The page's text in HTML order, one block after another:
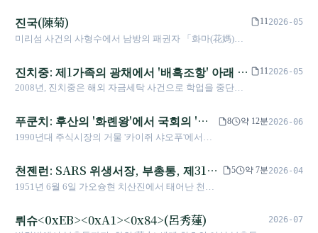
이 제도가 된 8년, 그리고 제도가 남긴 공백.
다. 그는 죄를 인정하지도, 용서를 구하지도 않았
고, 결국 무기징역을 선고받았다. 그는 전후로 25년
을 감옥에서 보냈으며, 대만 민주화 운동의 가장 중
민주진보당의 기반을 닦는 데 기여했던 그는 돌아
서서 천수이볜 퇴진을 요구한 붉은 셔츠 군중 운동
다.
진국(陳菊)
미리섬 사건의 사형수에서 남방의 패권자 「화마(花媽)」
112026-05
진치중: 제1가족의 광채에서 '배흑조항' 아래 정
치적 부침까지
2008년, 진치중은 해외 자금세탁 사건으로 학업을 중단하
치 경력이 시작되었다. 그는 두 차례 선거구 최다 득표로 가
오슝시 의원에 당선되었으나, 세 차례 사건으로 직위에서
해임되기도 했다. 2023년 '배흑조항' 통과 후 그의 정치적 길
전환하여 아버지 천수볜과 'Water' 등 유머러스한 상호작용
을 통해 비전통적인 부자 관계와 디지털 복귀를 보여주었
112026-05
푸쿤치: 후산의 '화롄왕'에서 국회의 '총
소집인'으로 이어진 권력의 나선
1990년대 주식시장의 거물 '카이쥐 샤오푸'에서
지, 푸쿤치는 후산에서 중앙정부조차 흔들기 어려
운 20년에 걸친 '푸가 왕조'를 구축했다. 주가조작
사건으로 직을 유지한 채 수감되고, 위장 이혼 뒤
귀해 국민당 원내 총소집인을 맡고 방중단을 이끈
8 약 12분2026-06
천젠런: SARS 위생서장, 부총통, 제31대
행정원장
1951년 6월 6일 가오슝현 치산진에서 태어난 천젠
기간 행정원 위생서 서장을 맡았고, 2016-2020년 제
14대 부총통을 지냈으며, 2023년 1월 31일 제31대
5 약 7분2026-04
뤼슈<0xEB><0xA1><0x84>(呂秀蓮) 2026-07